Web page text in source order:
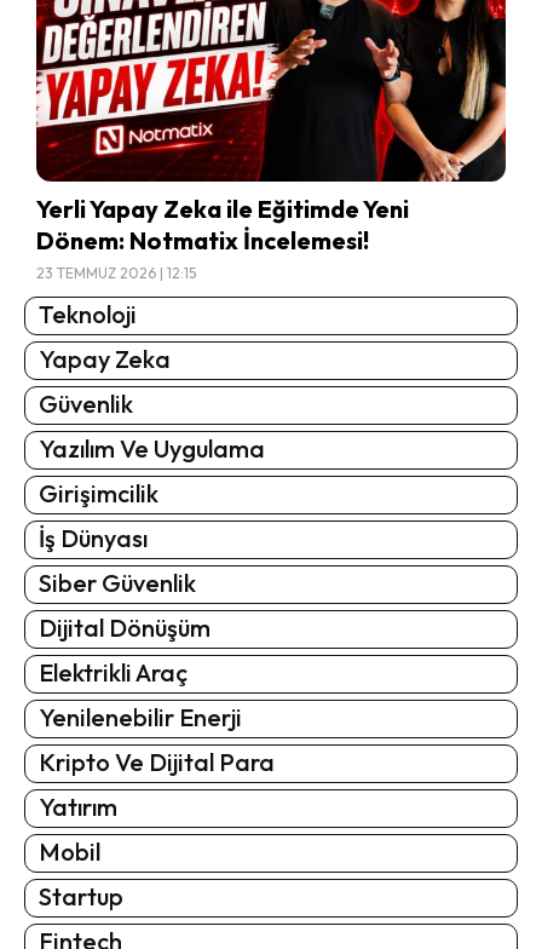
Yerli Yapay Zeka ile Eğitimde Yeni
Dönem: Notmatix İncelemesi!
23 TEMMUZ 2026 | 12:15
Teknoloji
Yapay Zeka
Güvenlik
Yazılım Ve Uygulama
Girişimcilik
İş Dünyası
Siber Güvenlik
Dijital Dönüşüm
Elektrikli Araç
Yenilenebilir Enerji
Kripto Ve Dijital Para
Yatırım
Mobil
Startup
Fintech